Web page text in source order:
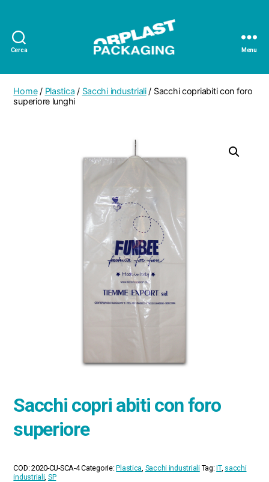
Cerca
Packaging
Menu
Home/ Plastica / Sacchi industriali/ Sacchi copriabiti con foro
superiore lunghi
Sacchi copri abiti con foro
superiore
COD:2020-CU-SCA-4Categorie:Plastica Sacchi industriali Tag:IT, sacchi
industriali SP